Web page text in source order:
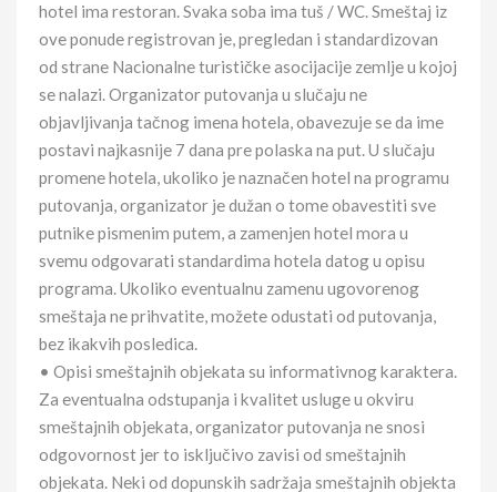
hotel ima restoran. Svaka soba ima tuš / WC. Smeštaj iz
ove ponude registrovan je, pregledan i standardizovan
od strane Nacionalne turističke asocijacije zemlje u kojoj
se nalazi. Organizator putovanja u slučaju ne
objavljivanja tačnog imena hotela, obavezuje se da ime
postavi najkasnije 7 dana pre polaska na put. U slučaju
promene hotela, ukoliko je naznačen hotel na programu
putovanja, organizator je dužan o tome obavestiti sve
putnike pismenim putem, a zamenjen hotel mora u
svemu odgovarati standardima hotela datog u opisu
programa. Ukoliko eventualnu zamenu ugovorenog
smeštaja ne prihvatite, možete odustati od putovanja,
bez ikakvih posledica.
• Opisi smeštajnih objekata su informativnog karaktera.
Za eventualna odstupanja i kvalitet usluge u okviru
smeštajnih objekata, organizator putovanja ne snosi
odgovornost jer to isključivo zavisi od smeštajnih
objekata. Neki od dopunskih sadržaja smeštajnih objekta